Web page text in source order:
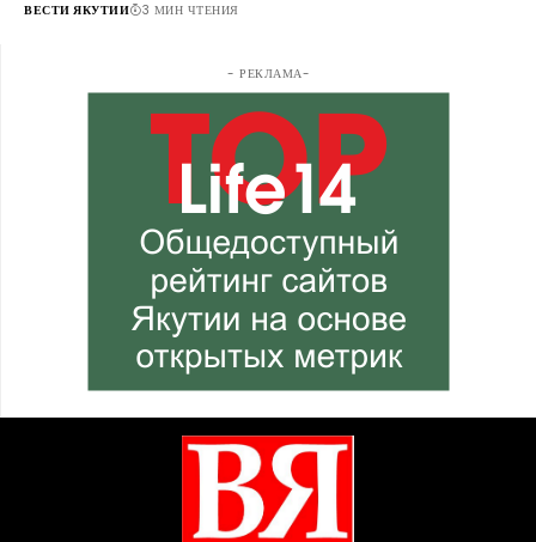
ВЕСТИ ЯКУТИИ 3 МИН ЧТЕНИЯ
- РЕКЛАМА-